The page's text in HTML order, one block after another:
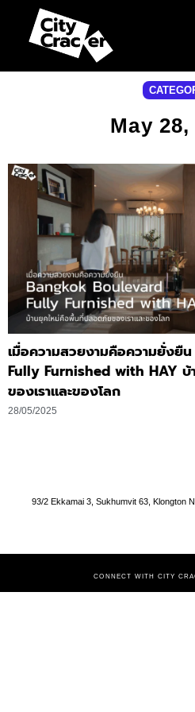
May 28,
เมื่อความสวยงามคือความยั่งยื
Fully Furnished with HAY
ของเราและของโลก
28/05/2025
93/2 Ekkamai 3, Sukhumvit 63, Klongton
CONNECT WITH CITY